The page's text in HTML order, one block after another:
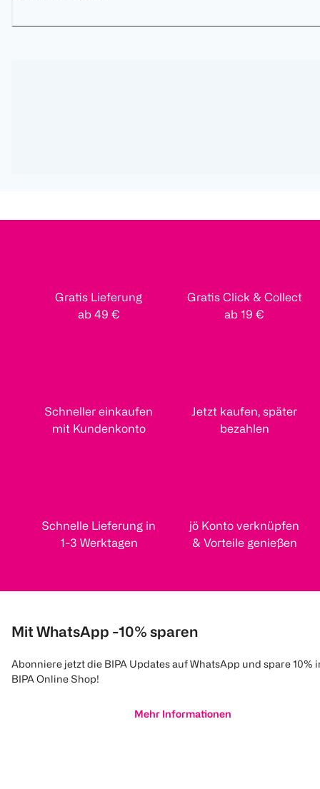
Gratis Lieferung
ab 49 €
Gratis Click & Collect
ab 19 €
Schneller einkaufen
mit Kundenkonto
Jetzt kaufen, später
bezahlen
Schnelle Lieferung in
1-3 Werktagen
jö Konto verknüpfen
& Vorteile genießen
Mit WhatsApp -10% sparen
Abonniere jetzt die BIPA Updates auf WhatsApp und spare 10%
BIPA Online Shop!
Mehr Informationen